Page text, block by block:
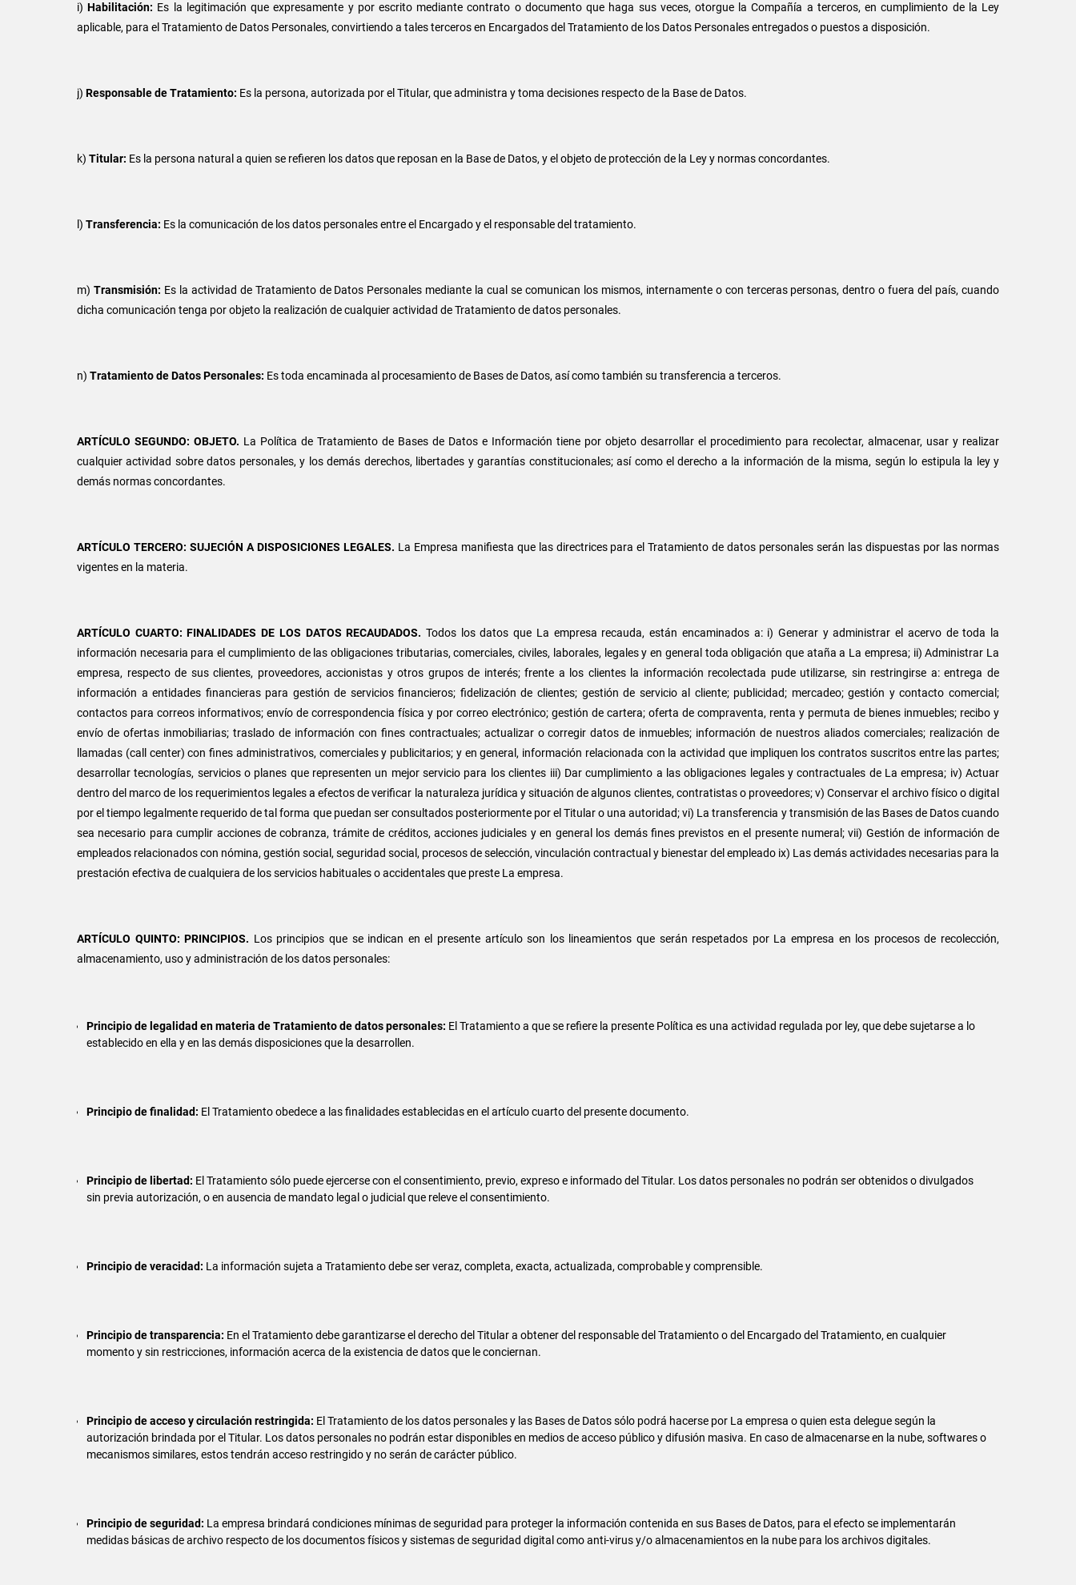
i)Habilitación: Es la legitimación que expresamente y por escrito mediante contrato o documento que haga sus veces, otorgue la Compañía a terceros, en cumplimiento de la Ley
aplicable, para el Tratamiento de Datos Personales, convirtiendo a tales terceros en Encargados del Tratamiento de los Datos Personales entregados o puestos a disposición.
j) Responsable de Tratamiento: Es la persona, autorizada por el Titular, que administra y toma decisiones respecto de la Base de Datos.
k) Titular: Es la persona natural a quien se refieren los datos que reposan en la Base de Datos, y el objeto de protección de la Ley y normas concordantes.
l) Transferencia: Es la comunicación de los datos personales entre el Encargado y el responsable del tratamiento.
m) Transmisión: Es la actividad de Tratamiento de Datos Personales mediante la cual se comunican los mismos, internamente o con terceras personas, dentro o fuera del país, cuando
dicha comunicación tenga por objeto la realización de cualquier actividad de Tratamiento de datos personales.
n) Tratamiento de Datos Personales: Es toda encaminada al procesamiento de Bases de Datos, así como también su transferencia a terceros.
ARTÍCULO SEGUNDO: OBJETO. La Política de Tratamiento de Bases de Datos e Información tiene por objeto desarrollar el procedimiento para recolectar, almacenar, usar y realizar
cualquier actividad sobre datos personales, y los demás derechos, libertades y garantías constitucionales; así como el derecho a la información de la misma, según lo estipula la ley y
demás normas concordantes.
ARTÍCULO TERCERO: SUJECIÓN A DISPOSICIONES LEGALES. La Empresa manifiesta que las directrices para el Tratamiento de datos personales serán las dispuestas por las normas
vigentes en la materia.
ARTÍCULO CUARTO: FINALIDADES DE LOS DATOS RECAUDADOS. Todos los datos que La empresa recauda, están encaminados a: i) Generar y administrar el acervo de toda la
información necesaria para el cumplimiento de las obligaciones tributarias, comerciales, civiles, laborales, legales y en general toda obligación que ataña a La empresa; ii) Administrar La
empresa, respecto de sus clientes, proveedores, accionistas y otros grupos de interés; frente a los clientes la información recolectada pude utilizarse, sin restringirse a: entrega de
información a entidades financieras para gestión de servicios financieros; fidelización de clientes; gestión de servicio al cliente; publicidad; mercadeo; gestión y contacto comercial;
contactos para correos informativos; envío de correspondencia física y por correo electrónico; gestión de cartera; oferta de compraventa, renta y permuta de bienes inmuebles; recibo y
envío de ofertas inmobiliarias; traslado de información con fines contractuales; actualizar o corregir datos de inmuebles; información de nuestros aliados comerciales; realización de
llamadas (call center) con fines administrativos, comerciales y publicitarios; y en general, información relacionada con la actividad que impliquen los contratos suscritos entre las partes;
desarrollar tecnologías, servicios o planes que representen un mejor servicio para los clientes iii) Dar cumplimiento a las obligaciones legales y contractuales de La empresa; iv) Actuar
dentro del marco de los requerimientos legales a efectos de verificar la naturaleza jurídica y situación de algunos clientes, contratistas o proveedores; v) Conservar el archivo físico o digital
por el tiempo legalmente requerido de tal forma que puedan ser consultados posteriormente por el Titular o una autoridad; vi) La transferencia y transmisión de las Bases de Datos cuando
sea necesario para cumplir acciones de cobranza, trámite de créditos, acciones judiciales y en general los demás fines previstos en el presente numeral; vii) Gestión de información de
empleados relacionados con nómina, gestión social, seguridad social, procesos de selección, vinculación contractual y bienestar del empleado ix) Las demás actividades necesarias para la
prestación efectiva de cualquiera de los servicios habituales o accidentales que preste La empresa.
ARTÍCULO QUINTO: PRINCIPIOS. Los principios que se indican en el presente artículo son los lineamientos que serán respetados por La empresa en los procesos de recolección,
almacenamiento, uso y administración de los datos personales:
Principio de legalidad en materia de Tratamiento de datos personales: El Tratamiento a que se refiere la presente Política es una actividad regulada por ley, que debe sujetarse a lo
establecido en ella y en las demás disposiciones que la desarrollen.
Principio de finalidad: El Tratamiento obedece a las finalidades establecidas en el artículo cuarto del presente documento.
Principio de libertad: El Tratamiento sólo puede ejercerse con el consentimiento, previo, expreso e informado del Titular. Los datos personales no podrán ser obtenidos o divulgados
sin previa autorización, o en ausencia de mandato legal o judicial que releve el consentimiento.
Principio de veracidad: La información sujeta a Tratamiento debe ser veraz, completa, exacta, actualizada, comprobable y comprensible.
Principio de transparencia: En el Tratamiento debe garantizarse el derecho del Titular a obtener del responsable del Tratamiento o del Encargado del Tratamiento, en cualquier
momento y sin restricciones, información acerca de la existencia de datos que le conciernan.
Principio de acceso y circulación restringida: El Tratamiento de los datos personales y las Bases de Datos sólo podrá hacerse por La empresa o quien esta delegue según la
autorización brindada por el Titular. Los datos personales no podrán estar disponibles en medios de acceso público y difusión masiva. En caso de almacenarse en la nube, softwares o
mecanismos similares, estos tendrán acceso restringido y no serán de carácter público.
Principio de seguridad: La empresa brindará condiciones mínimas de seguridad para proteger la información contenida en sus Bases de Datos, para el efecto se implementarán
medidas básicas de archivo respecto de los documentos físicos y sistemas de seguridad digital como anti-virus y/o almacenamientos en la nube para los archivos digitales.